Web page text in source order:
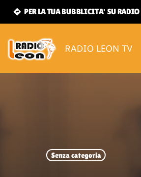
directions PER LA TUA BUBBLICITA' SU
RADIO LEON TV
Senza categoria